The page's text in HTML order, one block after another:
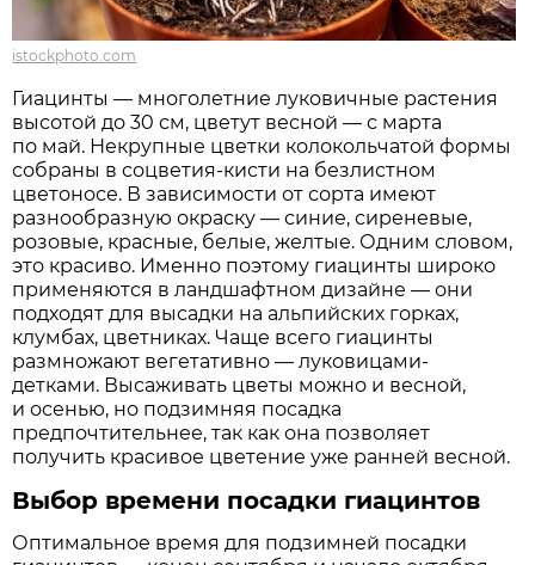
istockphoto.com
Гиацинты — многолетние луковичные растения
высотой до 30 см, цветут весной — с марта
по май. Некрупные цветки колокольчатой формы
собраны в соцветия-кисти на безлистном
цветоносе. В зависимости от сорта имеют
разнообразную окраску — синие, сиреневые,
розовые, красные, белые, желтые. Одним словом,
это красиво. Именно поэтому гиацинты широко
применяются в ландшафтном дизайне — они
подходят для высадки на альпийских горках,
клумбах, цветниках. Чаще всего гиацинты
размножают вегетативно — луковицами-
детками. Высаживать цветы можно и весной,
и осенью, но подзимняя посадка
предпочтительнее, так как она позволяет
получить красивое цветение уже ранней весной.
Выбор времени посадки гиацинтов
Оптимальное время для подзимней посадки